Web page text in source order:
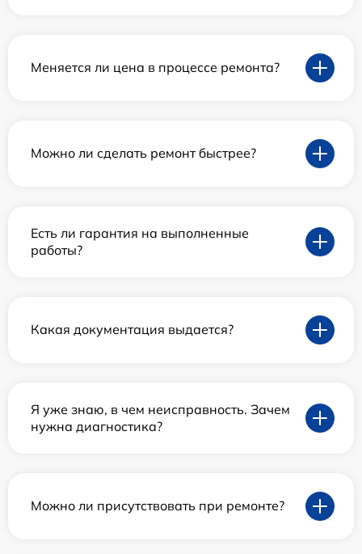
Меняется ли цена в процессе ремонта?
Можно ли сделать ремонт быстрее?
Есть ли гарантия на выполненные
работы?
Какая документация выдается?
Я уже знаю, в чем неисправность. Зачем
нужна диагностика?
Можно ли присутствовать при ремонте?